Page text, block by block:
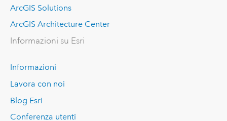
ArcGIS Solutions
ArcGIS Architecture Center
Informazioni su Esri
Informazioni
Lavora con noi
Blog Esri
Conferenza utenti